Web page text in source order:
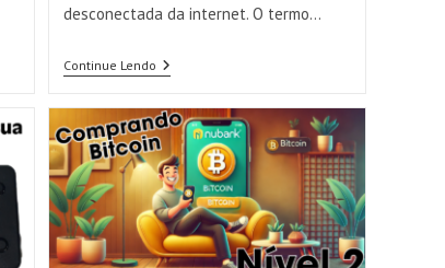
desconectada da internet. O termo…
Continue LendoAprenda
A
Uma
Carteira
Bitcoin
AIRGAPPED
E
Fique
Protegido!!